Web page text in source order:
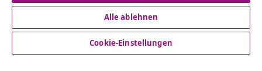
© 2008-2026 vidaXL www.vidaxl.de ist eine Webseite von
Alle ablehnen
Cookie-Einstellungen